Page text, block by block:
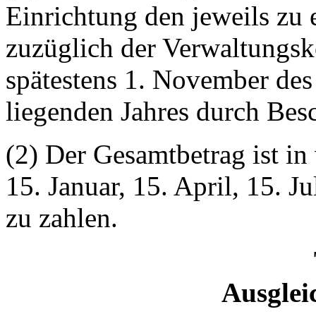
Einrichtung den jeweils zu
zuzüglich der
spätestens 1. November
liegenden Jahres durch
(2) Der Gesamtbetrag ist
15. Januar, 15. April, 15.
zu zahlen.